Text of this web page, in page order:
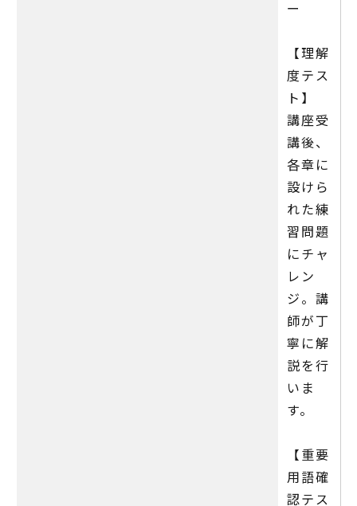
ー
【理解
度テス
ト】
講座受
講後、
各章に
設けら
れた練
習問題
にチャ
レン
ジ。講
師が丁
寧に解
説を行
いま
す。
【重要
用語確
認テス